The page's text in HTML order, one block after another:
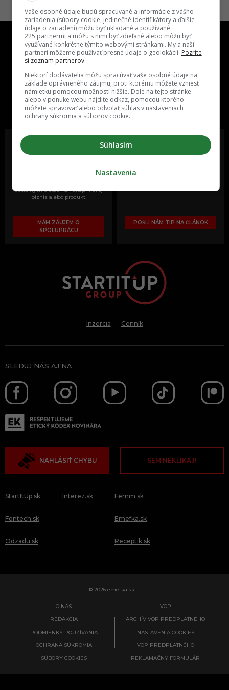
One time najzábavnejšie miesto na
slovenskom internete, next time
najzabávnejšie miesto na svete
sociálnych sieťach a nakopni svoj
biznis alebo produkt.
MÁM ZÁUJEM O
SPOLUPRÁCU
Vieš o niečom zaujímavom alebo
poznáš niekoho, o kom by sme
POŠLI NÁM TIP NA ČLÁNOK
Inzercia Cenník
SLEDUJ NÁS AJ NA
NAHLÁSIŤ CHYBU SEM NEKLIKAJ!
StartItUp.sk
Fontech.sk
Odzadu.sk
Interez.sk Femm.sk
Emefka.sk
Receptik.sk
© 2026 emefka.sk
O NÁS
REDAKCIA
PODMIENKY POUŽÍVANIA
OCHRANA SÚKROMIA
SÚBORY COOKIES
VOP
ARCHÍV VOP PREDPLATNÉHO
NASTAVENIA COOKIES
VOP PREDPLATNÉHO
REKLAMAČNÝ FORMULÁR
Vaše osobné údaje budú spracúvané a informácie z vášho
zariadenia (súbory cookie, jedinečné identifikátory a ďalšie
údaje o zariadení) môžu byť ukladané a používané
225 partnermi a môžu s nimi byť zdieľané alebo môžu byť
využívané konkrétne týmito webovými stránkami. My a naši
partneri môžeme používať presné údaje o geolokácii. Pozrite
si zoznam partnerov.
Niektorí dodávatelia môžu spracúvať vaše osobné údaje na
základe oprávneného záujmu, proti ktorému môžete vzniesť
námietku pomocou možností nižšie. Dole na tejto stránke
alebo v ponuke webu nájdite odkaz, pomocou ktorého
môžete spravovať alebo odvolať súhlas v nastaveniach
ochrany súkromia a súborov cookie.
Súhlasím
Nastavenia